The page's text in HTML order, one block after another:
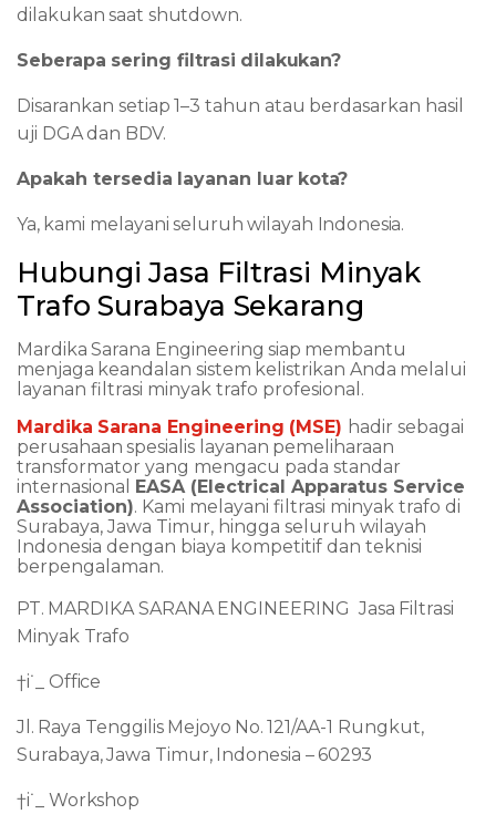
dilakukan saat shutdown.
Seberapa sering filtrasi dilakukan?
Disarankan setiap 1–3 tahun atau berdasarkan hasil
uji DGA dan BDV.
Apakah tersedia layanan luar kota?
Ya, kami melayani seluruh wilayah Indonesia.
Hubungi Jasa Filtrasi Minyak
Trafo Surabaya Sekarang
Mardika Sarana Engineering siap membantu
menjaga keandalan sistem kelistrikan Anda melalui
layanan filtrasi minyak trafo profesional.
Mardika Sarana Engineering (MSE) hadir sebagai
perusahaan spesialis layanan pemeliharaan
transformator yang mengacu pada standar
internasional EASA (Electrical Apparatus Service
Association). Kami melayani filtrasi minyak trafo di
Surabaya, Jawa Timur, hingga seluruh wilayah
Indonesia dengan biaya kompetitif dan teknisi
berpengalaman.
PT. MARDIKASARANA ENGINEERING Jasa Filtrasi
Minyak Trafo
†i˙ Office
Jl. Raya Tenggilis Mejoyo No. 121/AA-1 Rungkut,
Surabaya,Jawa Timur, Indonesia – 60293
†i˙ Workshop